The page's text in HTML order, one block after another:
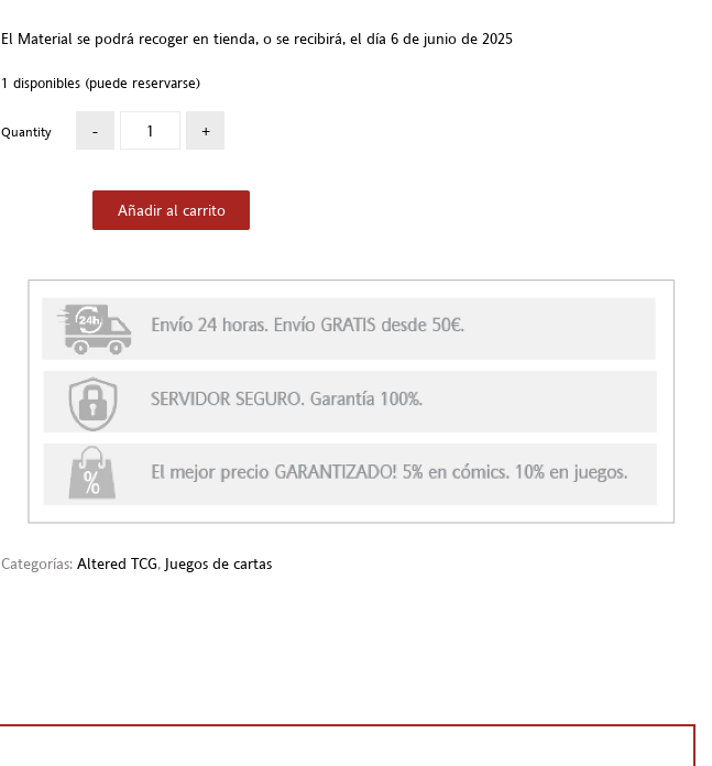
El Material se podrá recoger en tienda, o se recibirá, el día 6 de junio de 2025
1 disponibles (puede reservarse)
Quantity
Añadir al carrito
Categorías:Altered TCG,Juegos de cartas